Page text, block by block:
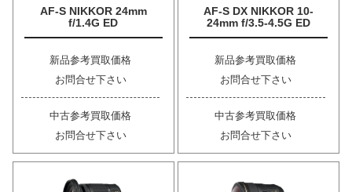
AF-S NIKKOR 24mm
f/1.4G ED
新品参考買取価格
お問合せ下さい
中古参考買取価格
お問合せ下さい
AF-S DX NIKKOR 10-
24mm f/3.5-4.5G ED
新品参考買取価格
お問合せ下さい
中古参考買取価格
お問合せ下さい